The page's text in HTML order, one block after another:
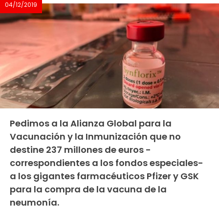
04/12/2019
Pedimos a la Alianza Global para la
Vacunación y la Inmunización que no
destine 237 millones de euros -
correspondientes a los fondos especiales-
a los gigantes farmacéuticos Pfizer y GSK
para la compra de la vacuna de la
neumonía.